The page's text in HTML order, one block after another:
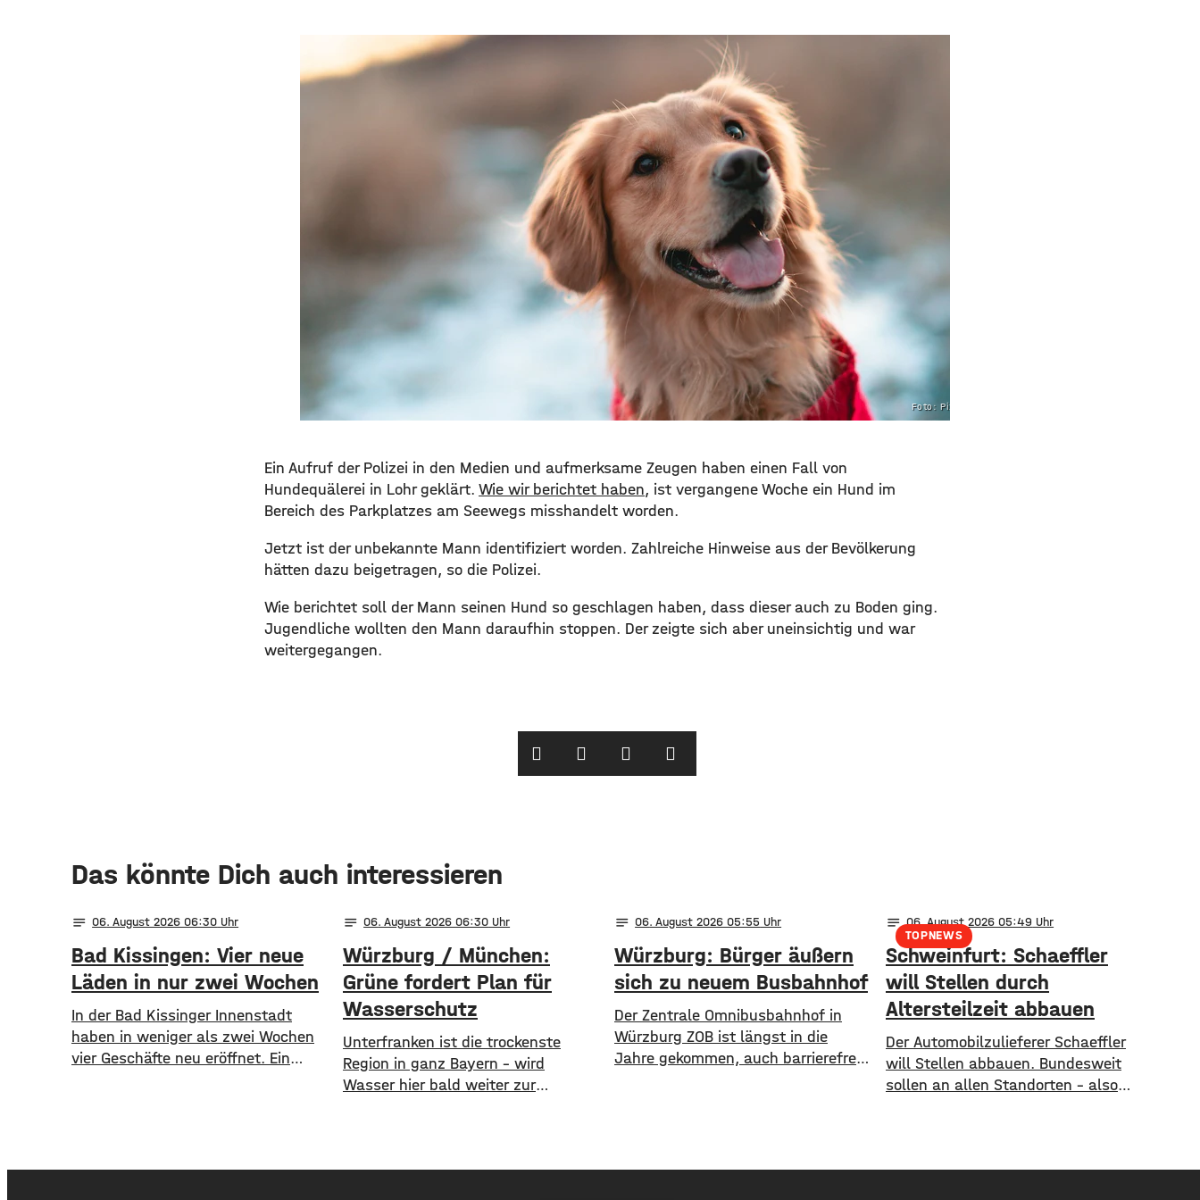
Foto: Pixabay
Ein Aufruf der Polizei in den Medien und aufmerksame Zeugen haben einen Fall von
Hundequälerei in Lohr geklärt. Wie wir berichtet haben, ist vergangene Woche ein Hund im
Bereich des Parkplatzes am Seewegs misshandelt worden.
Jetzt ist der unbekannte Mann identifiziert worden. Zahlreiche Hinweise aus der Bevölkerung
hätten dazu beigetragen, so die Polizei.
Wie berichtet soll der Mann seinen Hund so geschlagen haben, dass dieser auch zu Boden ging.
Jugendliche wollten den Mann daraufhin stoppen. Der zeigte sich aber uneinsichtig und war
weitergegangen.
Das könnte Dich auch interessieren
notes 06. August 2026 06:30
Bad Kissingen: Vier neue
Läden in nur zwei Wochen
In der Bad Kissinger Innenstadt
haben in weniger als zwei Wochen
vier Geschäfte neu eröffnet. Ein
Kissingens Oberbürgermeister Dirk
notes 06. August 2026 06:30
Würzburg / München:
Grüne fordert Plan für
Wasserschutz
​​Unterfranken ist die trockenste
Region in ganz Bayern – wird
Wasser hier bald weiter zur
Grünen im Bayerischen Landtag
notes 06. August 2026 05:55
Würzburg: Bürger äußern
sich zu neuem Busbahnhof
Der Zentrale Omnibusbahnhof in
Würzburg ZOB ist längst in die
Jahre gekommen, auch barrierefrei
gesamten Busverkehr
TOPNEWS
notes 06. August 2026 05:49
Schweinfurt: Schaeffler
will Stellen durch
Altersteilzeit abbauen
Der Automobilzulieferer Schaeffler
will Stellen abbauen. Bundesweit
sollen an allen Standorten – also
Altersteilzeitregelungen passieren.